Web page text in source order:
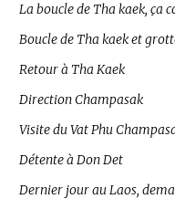
La boucle de Tha kaek, ça
Boucle de Tha kaek et
Retour à Tha Kaek
Direction Champasak
Visite du Vat Phu
Détente à Don Det
Dernier jour au Laos,